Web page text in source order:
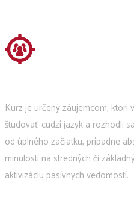
Kurz je určený záujemcom,
študovať cudzí jazyk a rozhodli
od úplného začiatku, prípadne
minulosti na stredných či
aktivizáciu pasívnych vedomostí.